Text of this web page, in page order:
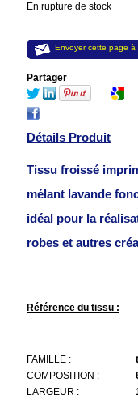
En rupture de stock
Envoyer cette page à
Partager
Détails Produit
Tissu froissé
mélant lavande
idéal pour la
robes et autres
Référence du tissu :
FAMILLE :
COMPOSITION :
LARGEUR :